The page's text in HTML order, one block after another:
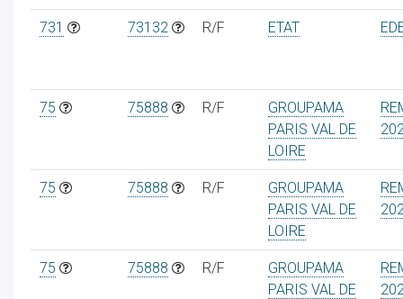
731 73132 R/F ETAT
75 75888 R/F
GROUPAMA
PARIS VAL DE
LOIRE
75 75888 R/F
GROUPAMA
PARIS VAL DE
LOIRE
75 75888 R/F
GROUPAMA
PARIS VAL DE